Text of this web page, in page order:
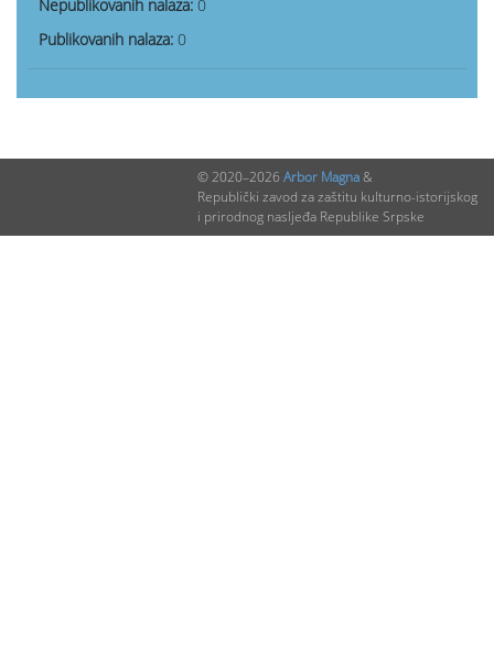
Nepublikovanih nalaza: 0
Publikovanih nalaza: 0
© 2020–2026 Arbor Magna&
Republički zavod za zaštitu kulturno-istorijskog
i prirodnog nasljeđa Republike Srpske